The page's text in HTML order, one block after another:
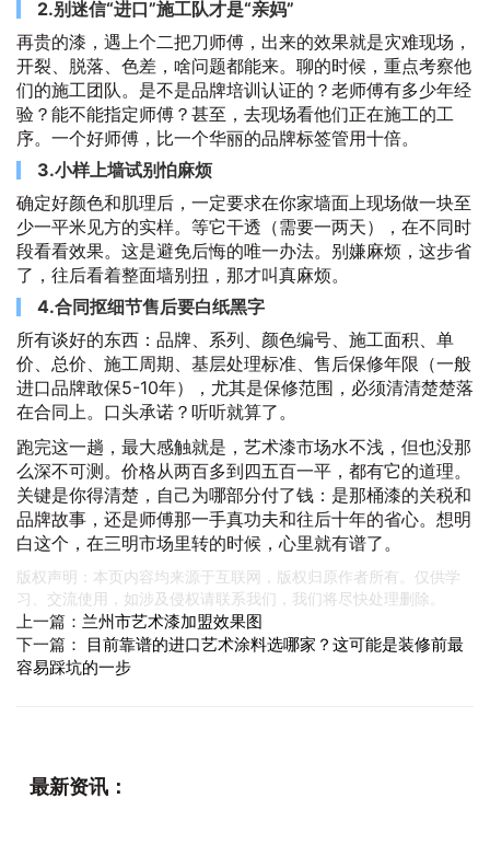
2.别迷信“进口”施工队才是“亲妈”
再贵的漆，遇上个二把刀师傅，出来的效果就是灾难现场，
开裂、脱落、色差，啥问题都能来。聊的时候，重点考察他
们的施工团队。是不是品牌培训认证的？老师傅有多少年经
验？能不能指定师傅？甚至，去现场看他们正在施工的工
序。一个好师傅，比一个华丽的品牌标签管用十倍。
3.小样上墙试别怕麻烦
确定好颜色和肌理后，一定要求在你家墙面上现场做一块至
少一平米见方的实样。等它干透（需要一两天），在不同时
段看看效果。这是避免后悔的唯一办法。别嫌麻烦，这步省
了，往后看着整面墙别扭，那才叫真麻烦。
4.合同抠细节售后要白纸黑字
所有谈好的东西：品牌、系列、颜色编号、施工面积、单
价、总价、施工周期、基层处理标准、售后保修年限（一般
进口品牌敢保5-10年），尤其是保修范围，必须清清楚楚落
在合同上。口头承诺？听听就算了。
跑完这一趟，最大感触就是，艺术漆市场水不浅，但也没那
么深不可测。价格从两百多到四五百一平，都有它的道理。
关键是你得清楚，自己为哪部分付了钱：是那桶漆的关税和
品牌故事，还是师傅那一手真功夫和往后十年的省心。想明
白这个，在三明市场里转的时候，心里就有谱了。
版权声明：本页内容均来源于互联网，版权归原作者所有。仅供学
习、交流使用，如涉及侵权请联系我们，我们将尽快处理删除。
上一篇： 兰州市艺术漆加盟效果图
下一篇：
目前靠谱的进口艺术涂料选哪家？这可能是装修前最
容易踩坑的一步
最新资讯：